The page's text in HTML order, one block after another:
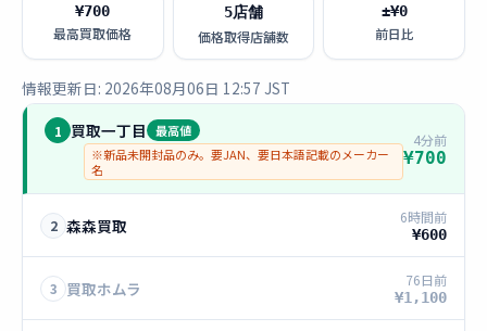
¥700
最高買取価格
5店舗
価格取得店舗数
±¥0
前日比
情報更新日: 2026年08月06日 12:57 JST
1 買取一丁目
最高値
※新品未開封品のみ。要JAN、要日本語記載のメーカー
名
4分前
¥700
2 森森買取 6時間前
¥600
3 買取ホムラ 76日前
¥1,100